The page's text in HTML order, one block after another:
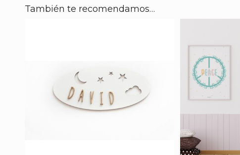
También te recomendamos…